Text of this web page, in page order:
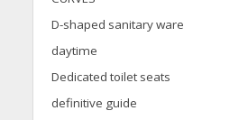
D-shaped sanitary ware
daytime
Dedicated toilet seats
definitive guide